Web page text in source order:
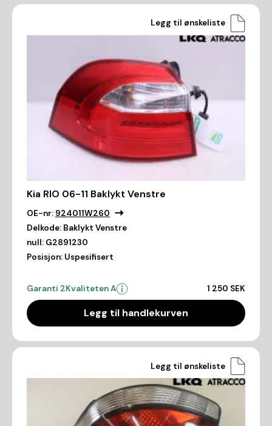
Legg til ønskeliste
Kia RIO 06-11 Baklykt Venstre
OE-nr: 924011W260
Delkode: Baklykt Venstre
null: G2891230
Posisjon: Uspesifisert
Garanti 2Kvaliteten A 1 250 SEK
Legg til handlekurven
Legg til ønskeliste